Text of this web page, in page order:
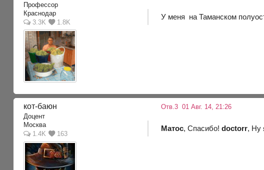
Профессор
Краснодар
3.3K
1.8K
У меня на Таманском
кот-баюн
Доцент
Москва
1.4K
163
Отв.3 01 Авг. 14, 21:26
Матос, Спасибо!doctorr, Ну